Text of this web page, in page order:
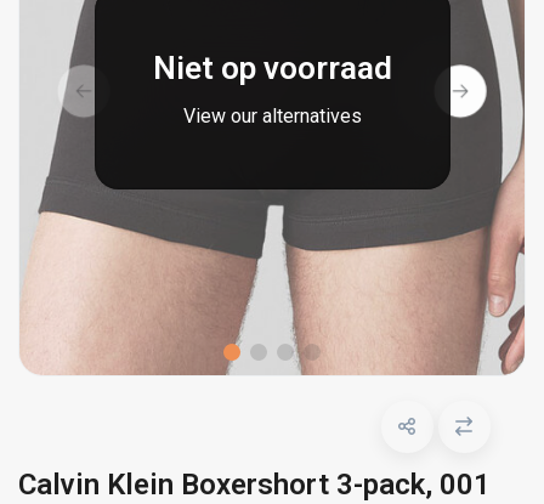
Niet op voorraad
View our alternatives
Calvin Klein Boxershort 3-pack, 001